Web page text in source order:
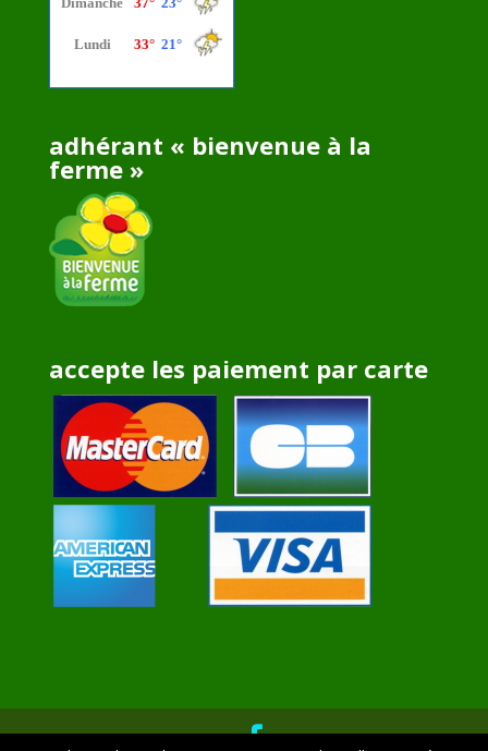
adhérant « bienvenue à la
ferme »
accepte les paiement par carte